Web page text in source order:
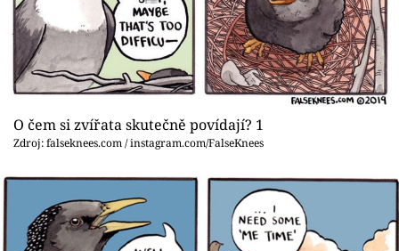
Videa
Sledujte prima+
Přihlášení
Sledujte nás
O čem si zvířata skutečně povídají? 1
Zdroj: falseknees.com / instagram.com/FalseKnees